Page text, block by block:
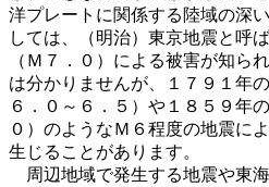
洋プレートに関係する陸域の深
しては、（明治）東京地震と呼
（Ｍ７．０）による被害が知ら
は分かりませんが、１７９１年
６．０～６．５）や１８５９年
０）のようなＭ６程度の地震に
生じることがあります。
周辺地域で発生する地震や東